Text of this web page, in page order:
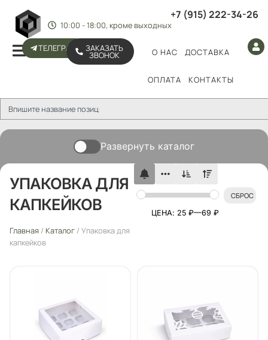
+7 (915) 222-34-26
10:00 - 18:00, кроме выходных
ТЕЛЕГРАМ ЗАКАЗАТЬ
ЗВОНОК О НАС ДОСТАВКА
ОПЛАТА КОНТАКТЫ
Развернуть каталог
УПАКОВКА ДЛЯ
КАПКЕЙКОВ
Главная / Каталог / Упаковка для
капкейков
ЦЕНА: 25 ₽—69 ₽
СБРОС